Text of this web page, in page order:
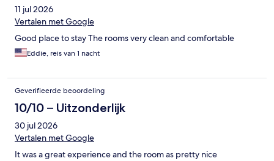
11 jul 2026
Vertalen met Google
Good place to stay The rooms very clean and comfortable
Eddie, reis van 1 nacht
Geverifieerde beoordeling
10/10 – Uitzonderlijk
30 jul 2026
Vertalen met Google
It was a great experience and the room as pretty nice